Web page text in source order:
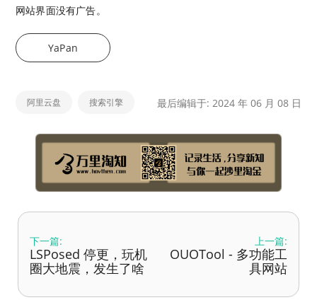
网站界面没有广告。
YaPan
阿里云盘 搜索引擎 最后编辑于: 2024 年 06 月 08 日
下一篇:
LSPosed 停更，玩机
圈大地震，发生了啥
上一篇:
OUOTool - 多功能工
具网站